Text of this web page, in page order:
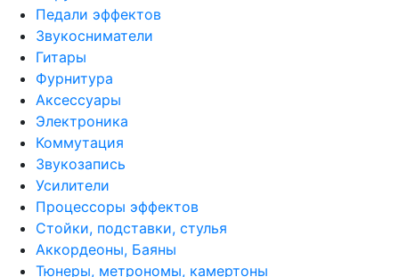
Педали эффектов
Звукосниматели
Гитары
Фурнитура
Аксессуары
Электроника
Коммутация
Звукозапись
Усилители
Процессоры эффектов
Стойки, подставки, стулья
Аккордеоны, Баяны
Тюнеры, метрономы, камертоны